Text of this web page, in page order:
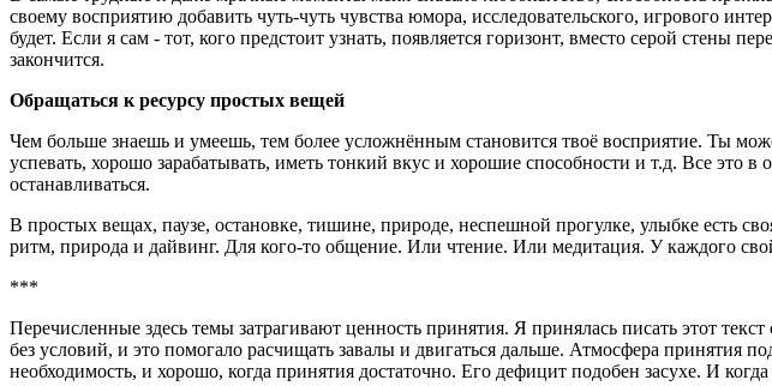
своему восприятию добавить чуть-чуть чувства юмора, исследовательского, игрового
будет. Если я сам - тот, кого предстоит узнать, появляется горизонт, вместо серой стены
закончится.
Обращаться к ресурсу простых вещей
Чем больше знаешь и умеешь, тем более усложнённым становится твоё восприятие. Ты
успевать, хорошо зарабатывать, иметь тонкий вкус и хорошие способности и т.д. Все это
останавливаться.
В простых вещах, паузе, остановке, тишине, природе, неспешной прогулке, улыбке есть
ритм, природа и дайвинг. Для кого-то общение. Или чтение. Или медитация. У каждого
***
Перечисленные здесь темы затрагивают ценность принятия. Я принялась писать этот
без условий, и это помогало расчищать завалы и двигаться дальше. Атмосфера принятия
необходимость, и хорошо, когда принятия достаточно. Его дефицит подобен засухе. И